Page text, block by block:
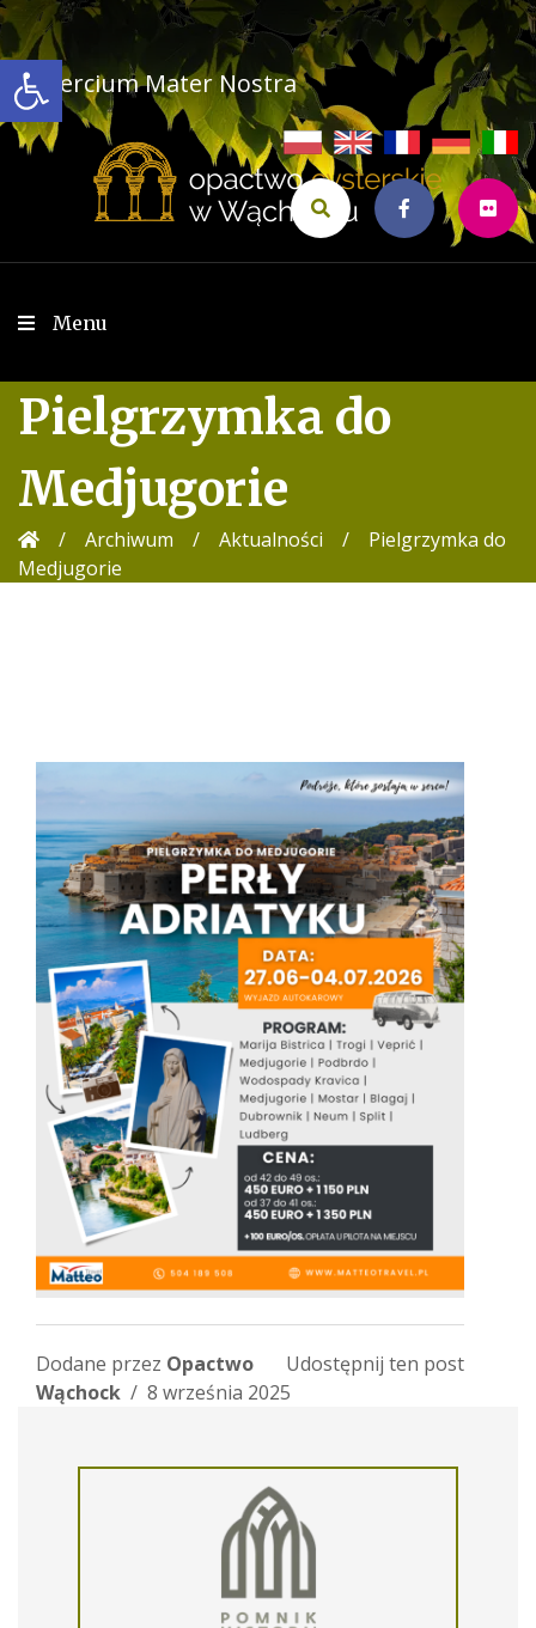
Open toolbar
Przejdź
do
treściCistercium Mater Nostra
Menu
Pielgrzymka do
Medjugorie
/ Archiwum / Aktualności / Pielgrzymka do
Medjugorie
Udostępnij ten post
Dodane przez Opactwo
Wąchock / 8 września 2025